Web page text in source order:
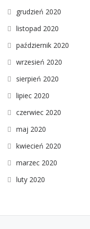
grudzień 2020
listopad 2020
październik 2020
wrzesień 2020
sierpień 2020
lipiec 2020
czerwiec 2020
maj 2020
kwiecień 2020
marzec 2020
luty 2020